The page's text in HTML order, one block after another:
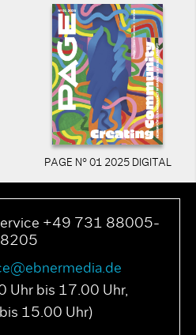
PAGE N° 01 2025 DIGITAL
+49 731 88005-
8205
Uhr bis 17.00 Uhr,
15.00 Uhr)